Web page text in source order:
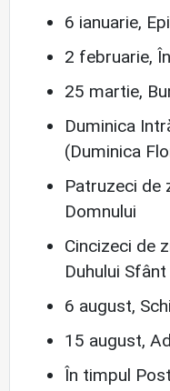
6 ianuarie,
2 februarie,
25 martie,
Duminica
(Duminica
Patruzeci de
Domnului
Cincizeci de
Duhului Sfânt
6 august,
15 august,
În timpul